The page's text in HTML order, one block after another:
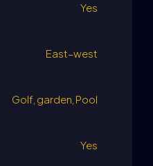
Yes
East–west
Golf, garden, Pool
Yes